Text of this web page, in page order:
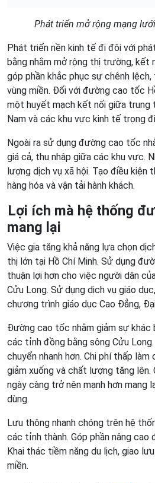
Phát triển mở rộng mạng
Phát triển nền kinh tế đi đôi với
bằng nhằm mở rộng thị trường, kết
góp phần khắc phục sự chênh
vùng miền. Đối với đường cao tốc
một huyết mạch kết nối giữa trung
Nam và các khu vực kinh tế trọng
Ngoài ra sử dụng đường cao tốc
giá cả, thu nhập giữa các khu vực.
lượng dịch vụ xã hội. Tạo điều kiện
hàng hóa và vận tải hành khách.
Lợi ích mà hệ thống
mang lại
Việc gia tăng khả năng lựa chọn
thị lớn tại Hồ Chí Minh. Sử dụng
thuận lợi hơn cho việc người dân
Cửu Long. Sử dụng dịch vụ giáo
chương trình giáo dục Cao Đẳng,
Đường cao tốc nhằm giảm sự khác
các tỉnh đồng bằng sông Cửu
chuyển nhanh hơn. Chi phí thấp
giảm xuống và chất lượng tăng lên.
ngày càng trở nên mạnh hơn mang
dùng.
Lưu thông nhanh chóng trên hệ
các tỉnh thành. Góp phần nâng cao
Khai thác tiềm năng du lịch, giao
miền.